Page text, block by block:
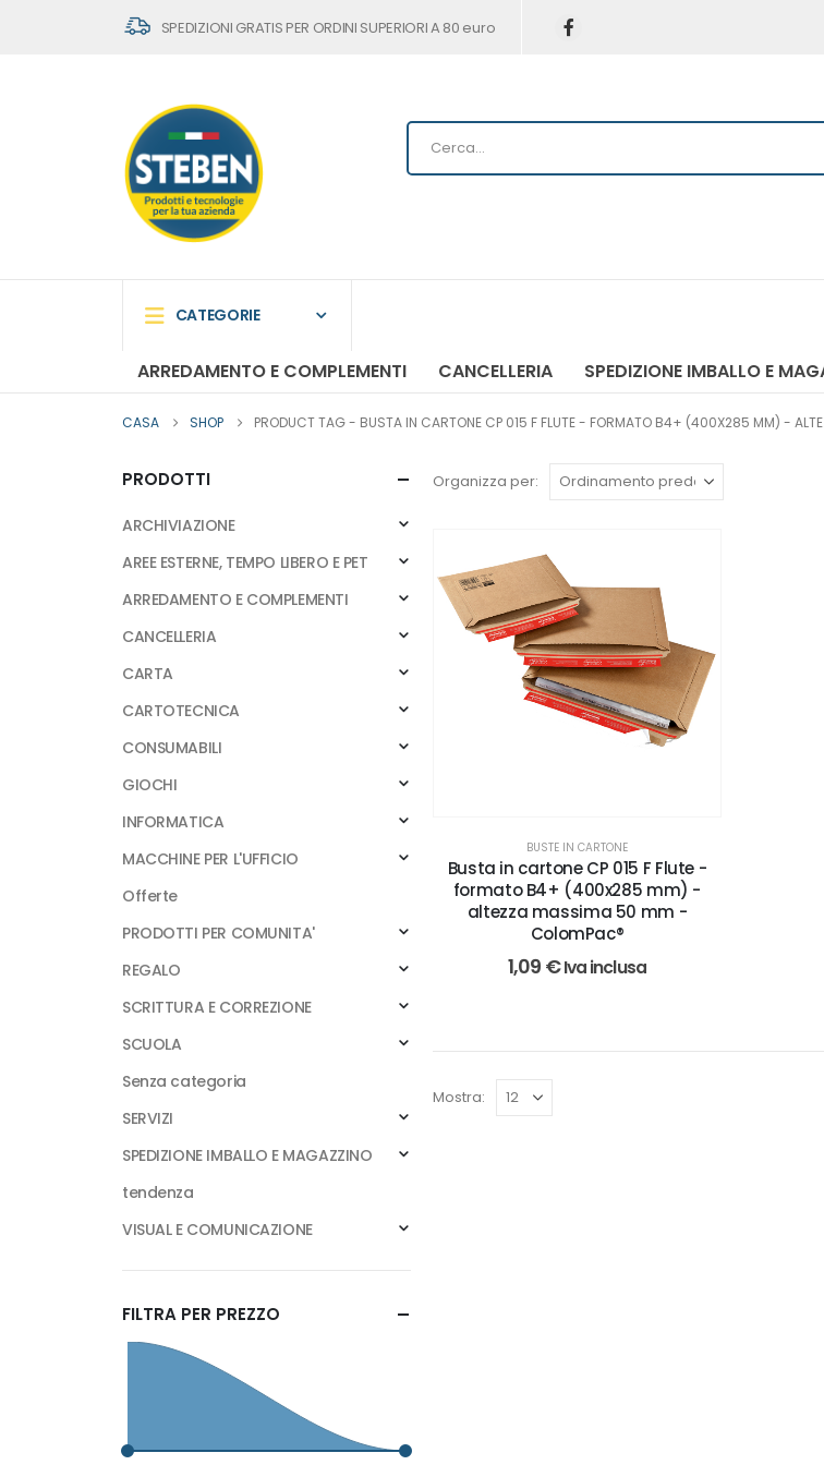
SPEDIZIONI GRATIS PER ORDINI SUPERIORI A 80 euro
CATEGORIE
ARREDAMENTO E COMPLEMENTI CANCELLERIA SPEDIZIONE IMBALLO E
CASA SHOP PRODUCT TAG - BUSTA IN CARTONE CP 015 F FLUTE - FORMATO B4+ (400X285 MM) -
Organizza per:
BUSTE IN CARTONE
Busta in cartone CP 015 F Flute -
formato B4+ (400x285 mm) -
altezza massima 50 mm -
ColomPac®
1,09 €Iva inclusa
Mostra:
PRODOTTI
ARCHIVIAZIONE
AREE ESTERNE, TEMPO LIBERO E PET
ARREDAMENTO E COMPLEMENTI
CANCELLERIA
CARTA
CARTOTECNICA
CONSUMABILI
GIOCHI
INFORMATICA
MACCHINE PER L'UFFICIO
Offerte
PRODOTTI PER COMUNITA'
REGALO
SCRITTURA E CORREZIONE
SCUOLA
Senza categoria
SERVIZI
SPEDIZIONE IMBALLO E MAGAZZINO
tendenza
VISUAL E COMUNICAZIONE
FILTRA PER PREZZO